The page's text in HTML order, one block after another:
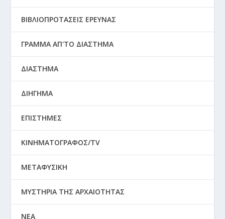
ΒΙΒΛΙΟΠΡΟΤΑΣΕΙΣ ΕΡΕΥΝΑΣ
ΓΡΑΜΜΑ ΑΠ'ΤΟ ΔΙΑΣΤΗΜΑ
ΔΙΑΣΤΗΜΑ
ΔΙΗΓΗΜΑ
ΕΠΙΣΤΗΜΕΣ
ΚΙΝΗΜΑΤΟΓΡΑΦΟΣ/TV
ΜΕΤΑΦΥΣΙΚΗ
ΜΥΣΤΗΡΙΑ ΤΗΣ ΑΡΧΑΙΟΤΗΤΑΣ
ΝΕΑ